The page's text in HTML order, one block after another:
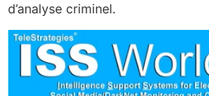
d’analyse criminel.